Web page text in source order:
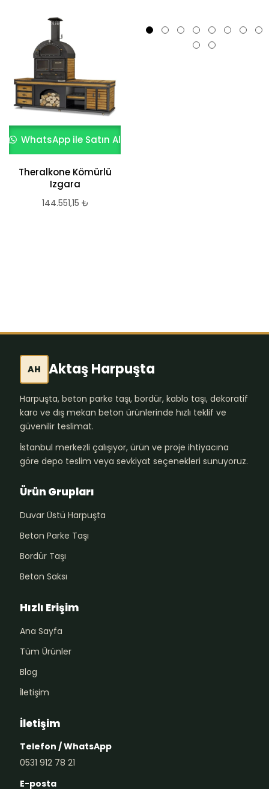
WhatsApp ile Satın Al
Theralkone Kömürlü
Izgara
144.551,15 ₺
AH Aktaş Harpuşta
Harpuşta, beton parke taşı, bordür, kablo taşı, dekoratif
karo ve dış mekan beton ürünlerinde hızlı teklif ve
güvenilir teslimat.
İstanbul merkezli çalışıyor, ürün ve proje ihtiyacına
göre depo teslim veya sevkiyat seçenekleri sunuyoruz.
Ürün Grupları
Duvar Üstü Harpuşta
Beton Parke Taşı
Bordür Taşı
Beton Saksı
Hızlı Erişim
Ana Sayfa
Tüm Ürünler
Blog
İletişim
İletişim
Telefon / WhatsApp
0531 912 78 21
E-posta